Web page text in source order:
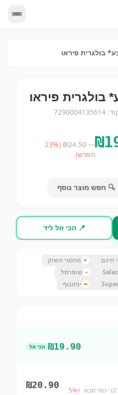
בולגרית פיראו
בולגרית פיראו
7290004135614
₪
— ₪
24.50
(
23%
הפרש)
🔍 חפש מוצר נוסף
📍 הכי זול ליד
חינם
מחסני השוק
שופרסל
יוחננוף
₪19.90 הכי זול
· כפר סבא +
5%
₪20.90